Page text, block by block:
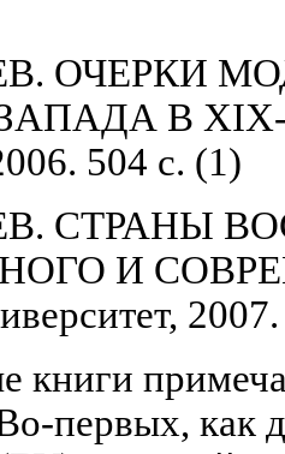
ОЧЕРКИ
В XIX-
504 с. (1)
СТРАНЫ
И
книги
первых, как